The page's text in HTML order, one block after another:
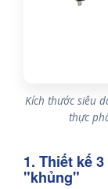
Kích thước siêu
thực
1. Thiết kế
"khủng"